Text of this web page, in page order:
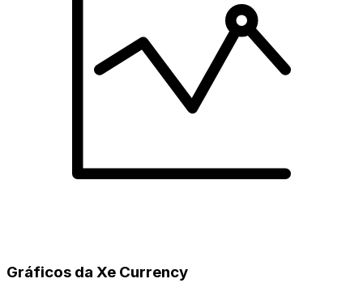
Gráficos da Xe Currency